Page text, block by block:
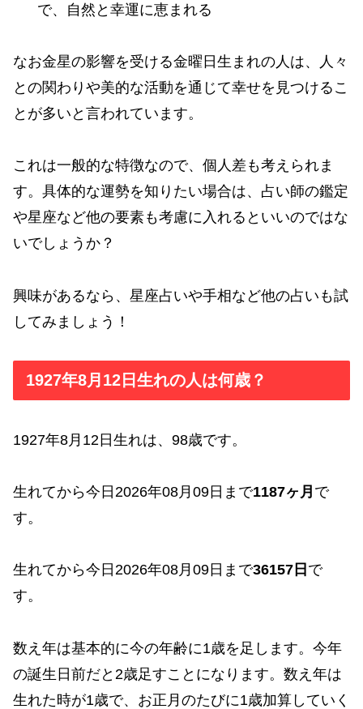
で、自然と幸運に恵まれる
なお金星の影響を受ける金曜日生まれの人は、人々
との関わりや美的な活動を通じて幸せを見つけるこ
とが多いと言われています。
これは一般的な特徴なので、個人差も考えられま
す。具体的な運勢を知りたい場合は、占い師の鑑定
や星座など他の要素も考慮に入れるといいのではな
いでしょうか？
興味があるなら、星座占いや手相など他の占いも試
してみましょう！
1927年8月12日生れの人は何歳？
1927年8月12日生れは、98歳です。
生れてから今日2026年08月09日まで1187ヶ月 で
す。
生れてから今日2026年08月09日まで36157日 で
す。
数え年は基本的に今の年齢に1歳を足します。今年
の誕生日前だと2歳足すことになります。数え年は
生れた時が1歳で、お正月のたびに1歳加算していく